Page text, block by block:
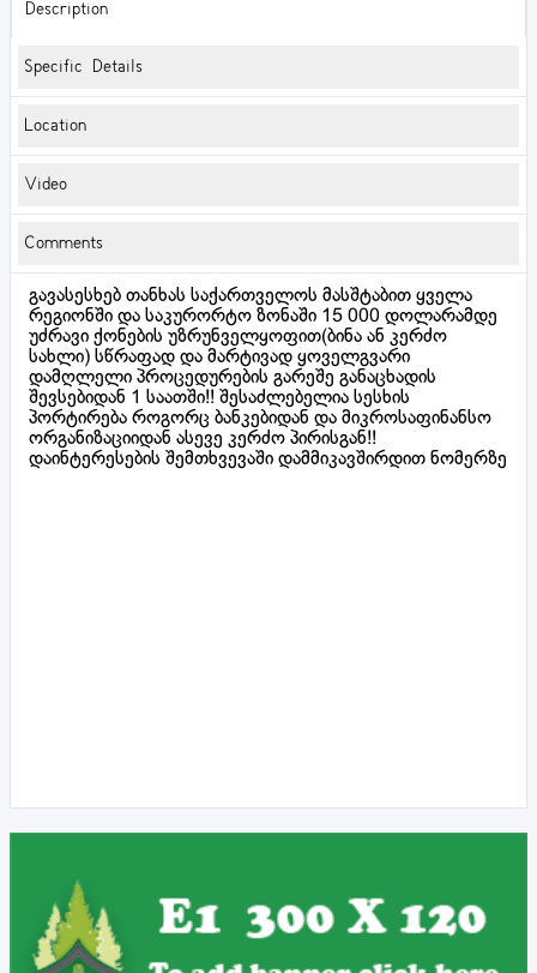
Description
Specific Details
Location
Video
Comments
გავასესხებ თანხას საქართველოს მასშტაბით ყველა
რეგიონში და საკურორტო ზონაში 15 000 დოლარამდე
უძრავი ქონების უზრუნველყოფით(ბინა ან კერძო
სახლი) სწრაფად და მარტივად ყოველგვარი
დამღლელი პროცედურების გარეშე განაცხადის
შევსებიდან 1 საათში!! შესაძლებელია სესხის
პორტირება როგორც ბანკებიდან და მიკროსაფინანსო
ორგანიზაციიდან ასევე კერძო პირისგან!!
დაინტერესების შემთხვევაში დამმიკავშირდით ნომერზე